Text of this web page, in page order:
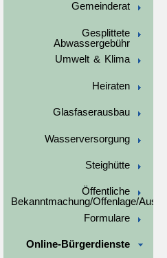
Gemeinderat
Gesplittete
Abwassergebühr
Umwelt & Klima
Heiraten
Glasfaserausbau
Wasserversorgung
Steighütte
Öffentliche
Bekanntmachung/Offenlage/
Formulare
Online-Bürgerdienste